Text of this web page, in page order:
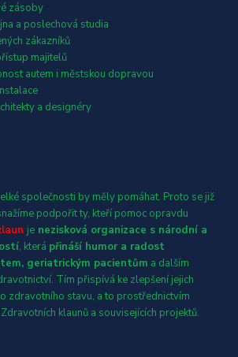
zásoby
a poslechová studia
zákazníků
majitelů
autem i městskou dopravou
a designéry
společnosti by měly pomáhat. Proto se již
podpořit ty, kteří pomoc opravdu
je nezisková organizace s národní a
, která přináší humor a radost
geriatrickým pacientům a dalším
Tím přispívá ke zlepšení jejich
zdravotního stavu, a to prostřednictvím
klaunů a souvisejících projektů.